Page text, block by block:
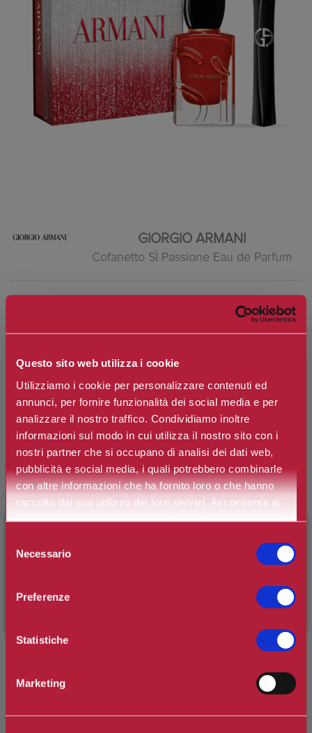
Questo sito web utilizza i cookie
Utilizziamo i cookie per personalizzare contenuti ed
annunci, per fornire funzionalità dei social media e per
analizzare il nostro traffico. Condividiamo inoltre
informazioni sul modo in cui utilizza il nostro sito con i
nostri partner che si occupano di analisi dei dati web,
pubblicità e social media, i quali potrebbero combinarle
con altre informazioni che ha fornito loro o che hanno
raccolto dal suo utilizzo dei loro servizi. Acconsenta ai
nostri cookie se continua ad utilizzare il nostro sito web.
delNecessario
Preferenze
Statistiche
Marketing
GIORGIO ARMANI
Cofanetto SÌ Passione Eau de Parfum
Marchio: Giorgio Armani
Art. n. 3614274692730
Disponibilità: Si
Contenuto *
Prezzo: €133,30
Prezzo scontato: €99,97
Spedizione in Italia gratuita se il carrello supera i 60€
Si tratta della prima recensione per questo prodotto
inserendo il codice